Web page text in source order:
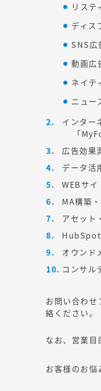
リステ
ディス
SNS広
動画広
ネイテ
ニュー
インター
「
広告効果
データ活
WEBサ
MA構築
アセット
HubSpot
オウンド
コンサル
お問い合わ
絡ください。
なお、営業目
お客様のお悩